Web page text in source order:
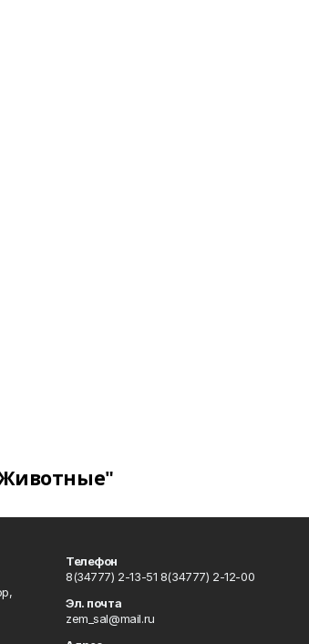
Телефон
8(34777) 2-13-51 8(34777) 2-12-00
Эл. почта
zem_sal@mail.ru